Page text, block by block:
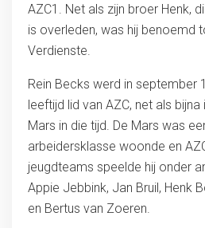
AZC1. Net als zijn broer Henk,
is overleden, was hij benoemd
Verdienste.
Rein Becks werd in september
leeftijd lid van AZC, net als
Mars in die tijd. De Mars was
arbeidersklasse woonde en
jeugdteams speelde hij onder
Appie Jebbink, Jan Bruil, Henk
en Bertus van Zoeren.